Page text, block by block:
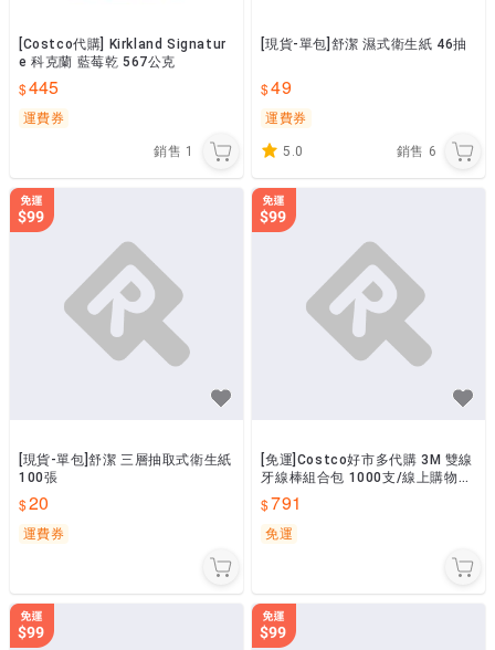
[Costco代購] Kirkland Signatur
e 科克蘭 藍莓乾 567公克
445
運費券
銷售 1
[現貨-單包]舒潔 濕式衛生紙 46抽
49
運費券
5.0 銷售 6
[現貨-單包]舒潔 三層抽取式衛生紙
100張
20
運費券
[免運]Costco好市多代購 3M 雙線
牙線棒組合包 1000支/線上購物官
網直接出貨
791
免運